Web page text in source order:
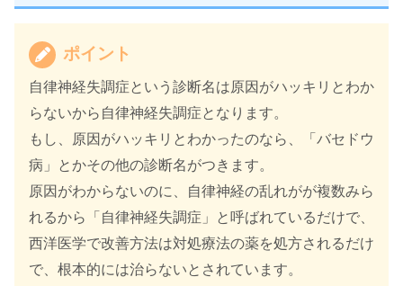
ポイント
自律神経失調症という診断名は原因がハッキリとわか
らないから自律神経失調症となります。
もし、原因がハッキリとわかったのなら、「バセドウ
病」とかその他の診断名がつきます。
原因がわからないのに、自律神経の乱れがが複数みら
れるから「自律神経失調症」と呼ばれているだけで、
西洋医学で改善方法は対処療法の薬を処方されるだけ
で、根本的には治らないとされています。